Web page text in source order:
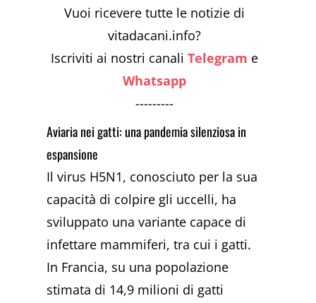
Vuoi ricevere tutte le notizie di
vitadacani.info?
Iscriviti ai nostri canaliTelegram e
Whatsapp
---------
Aviaria nei gatti: una pandemia silenziosa in
espansione
Il virus H5N1, conosciuto per la sua
capacità di colpire gli uccelli, ha
sviluppato una variante capace di
infettare mammiferi, tra cui i gatti.
In Francia, su una popolazione
stimata di 14,9 milioni di gatti